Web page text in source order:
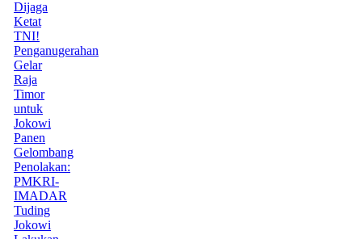
Dijaga
Ketat
TNI!
Penganugerahan
Gelar
Raja
Timor
untuk
Jokowi
Panen
Gelombang
Penolakan:
PMKRI-
IMADAR
Tuding
Jokowi